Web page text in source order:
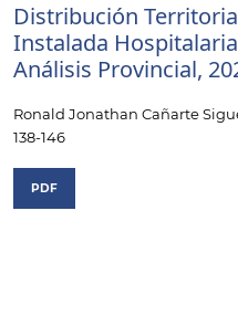
Distribución
Instalada
Análisis Provincial,
Ronald Jonathan Cañarte
138-146
PDF